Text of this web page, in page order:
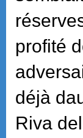
profité
déjà
Riva